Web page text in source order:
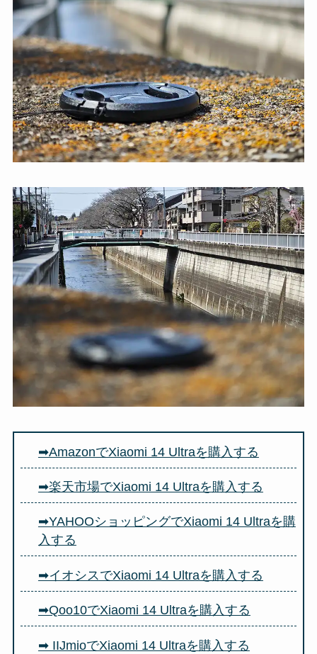
➡AmazonでXiaomi 14 Ultraを購入する
➡楽天市場でXiaomi 14 Ultraを購入する
➡YAHOOショッピングでXiaomi 14 Ultraを購
入する
➡イオシスでXiaomi 14 Ultraを購入する
➡Qoo10でXiaomi 14 Ultraを購入する
➡ IIJmioでXiaomi 14 Ultraを購入する